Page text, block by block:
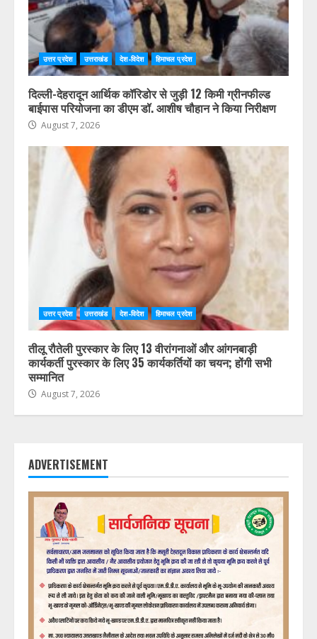
उत्तर प्रदेश उत्तराखंड देश-विदेश हिमाचल प्रदेश
दिल्ली-देहरादून आर्थिक कॉरिडोर से जुड़ी 12 किमी ग्रीनफील्ड
बाईपास परियोजना का डीएम डॉ. आशीष चौहान ने किया निरीक्षण
August 7, 2026
उत्तर प्रदेश उत्तराखंड देश-विदेश हिमाचल प्रदेश
तीलू रौतेली पुरस्कार के लिए 13 वीरांगनाओं और आंगनबाड़ी
कार्यकर्ती पुरस्कार के लिए 35 कार्यकर्तियों का चयन; होंगी सभी
सम्मानित
August 7, 2026
ADVERTISEMENT